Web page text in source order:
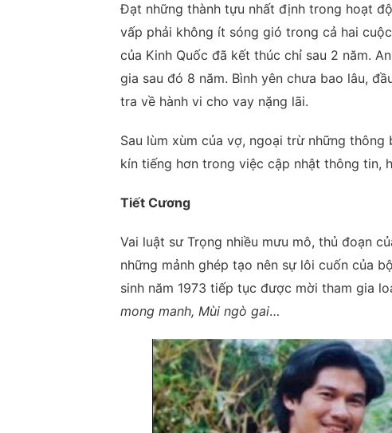
Đạt những thành tựu nhất định trong hoạt
vấp phải không ít sóng gió trong cả hai
của Kinh Quốc đã kết thúc chỉ sau 2 năm.
gia sau đó 8 năm. Bình yên chưa bao lâu,
tra về hành vi cho vay nặng lãi.
Sau lùm xùm của vợ, ngoại trừ những
kín tiếng hơn trong việc cập nhật thông tin,
Tiết Cương
Vai luật sư Trọng nhiều mưu mô, thủ đoạn
những mảnh ghép tạo nên sự lôi cuốn của
sinh năm 1973 tiếp tục được mời tham gia
mong manh, Mùi ngò gai…